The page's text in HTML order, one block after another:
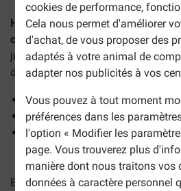
cookies de performance,
Cela nous permet d'améliorer
d'achat, de vous proposer des
adaptés à votre animal de
adapter nos publicités à vos
Vous pouvez à tout moment
préférences dans les
l'option « Modifier les
page. Vous trouverez plus
manière dont nous traitons vos
données à caractère personnel
Hill's Science Plan Adult
chatest un aliment complet
jusqu'à 6 ans et favorise le
des voies urinaires.
Pauvre en matières grasses
Teneur en minéraux équilibrée
Alimentation parfaitement
En savoir plus